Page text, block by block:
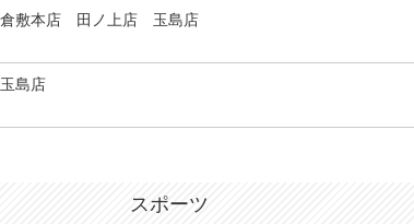
倉敷本店 田ノ上店 玉島店
玉島店
スポーツ